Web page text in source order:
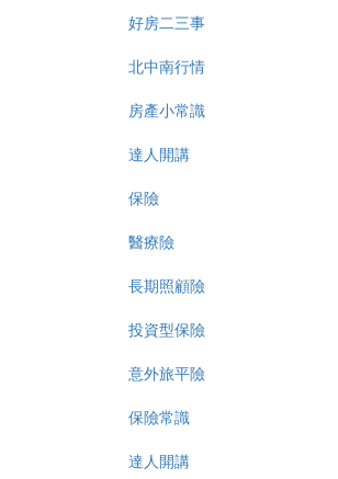
好房二三事
北中南行情
房產小常識
達人開講
保險
醫療險
長期照顧險
投資型保險
意外旅平險
保險常識
達人開講